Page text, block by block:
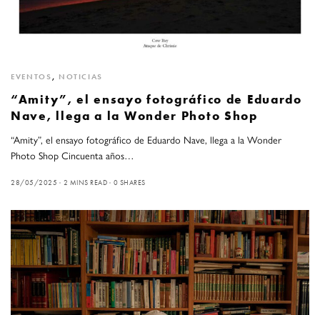
EVENTOS , NOTICIAS
“Amity”, el ensayo fotográfico de Eduardo
Nave, llega a la Wonder Photo Shop
“Amity”, el ensayo fotográfico de Eduardo Nave, llega a la Wonder
Photo Shop Cincuenta años…
28/05/2025 2 MINS READ 0 SHARES